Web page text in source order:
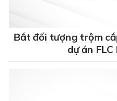
Bắt đối tượng trộm
dự án FLC